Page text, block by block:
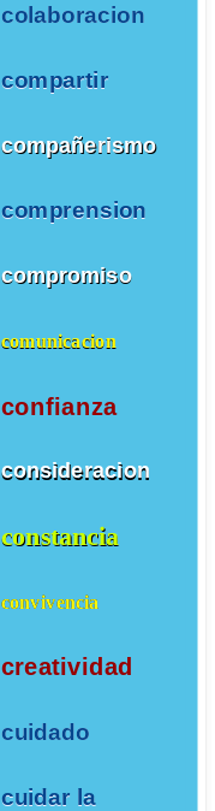
colaboracion
compartir
compañerismo
comprension
compromiso
comunicacion
confianza
consideracion
constancia
convivencia
creatividad
cuidado
cuidar la